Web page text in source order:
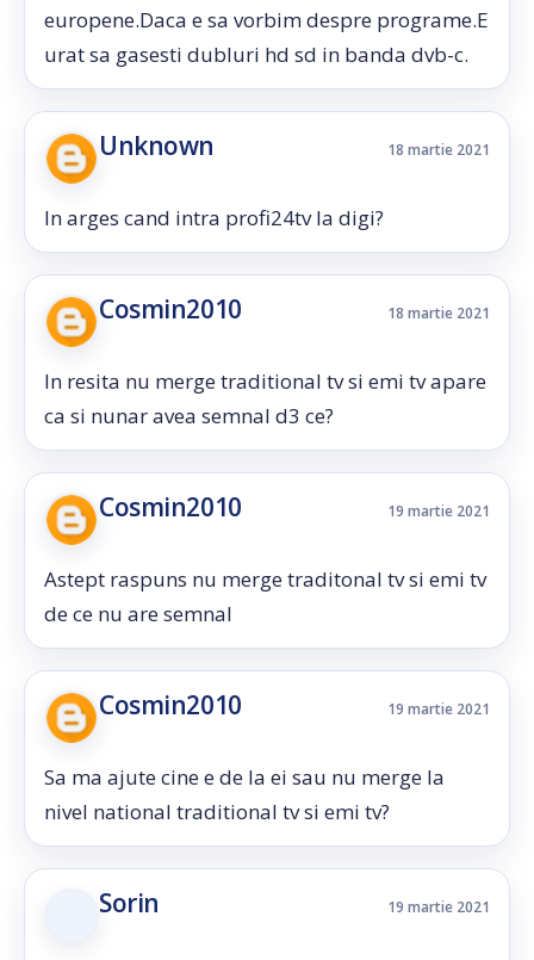
europene.Daca e sa vorbim despre programe.E
urat sa gasesti dubluri hd sd in banda dvb-c.
Unknown 18 martie 2021
In arges cand intra profi24tv la digi?
Cosmin2010 18 martie 2021
In resita nu merge traditional tv si emi tv apare
ca si nunar avea semnal d3 ce?
Cosmin2010 19 martie 2021
Astept raspuns nu merge traditonal tv si emi tv
de ce nu are semnal
Cosmin2010 19 martie 2021
Sa ma ajute cine e de la ei sau nu merge la
nivel national traditional tv si emi tv?
Sorin 19 martie 2021